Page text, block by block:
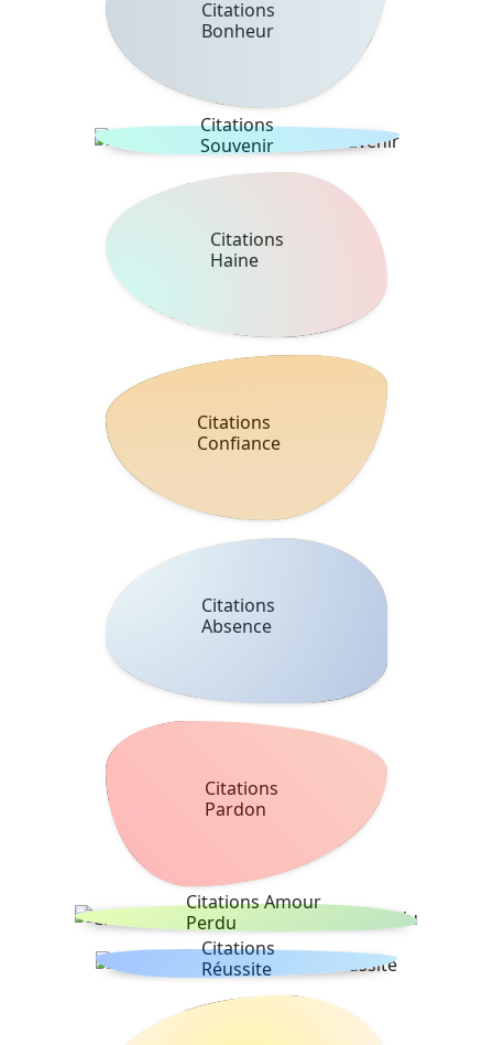
Citations
Bonheur
Citations
Souvenir
Citations
Haine
Citations
Confiance
Citations
Absence
Citations
Pardon
Citations Amour
Perdu
Citations
Réussite